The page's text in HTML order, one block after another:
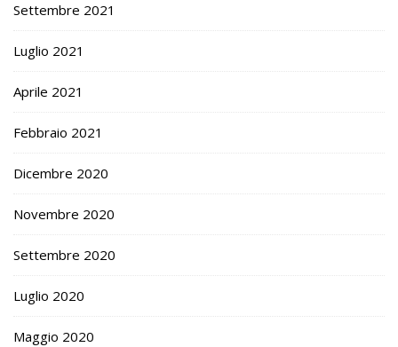
Settembre 2021
Luglio 2021
Aprile 2021
Febbraio 2021
Dicembre 2020
Novembre 2020
Settembre 2020
Luglio 2020
Maggio 2020